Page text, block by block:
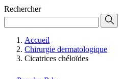
Rechercher
Accueil
Chirurgie dermatologique
Cicatrices chéloïdes